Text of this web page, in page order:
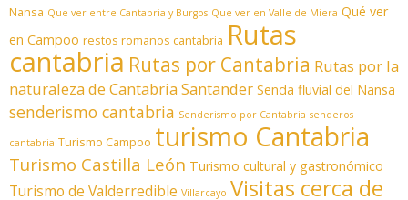
Nansa Que ver entre Cantabria y Burgos Que ver en Valle de Miera Qué ver
en Campoo restos romanos cantabria Rutas
cantabria Rutas por Cantabria Rutas por la
naturaleza de CantabriaSantander Senda fluvial del Nansa
senderismo cantabria Senderismo por Cantabria senderos
cantabria Turismo Campoo turismo Cantabria
Turismo Castilla León Turismo cultural y gastronómico
Turismo de Valderredible Villarcayo Visitas cerca de